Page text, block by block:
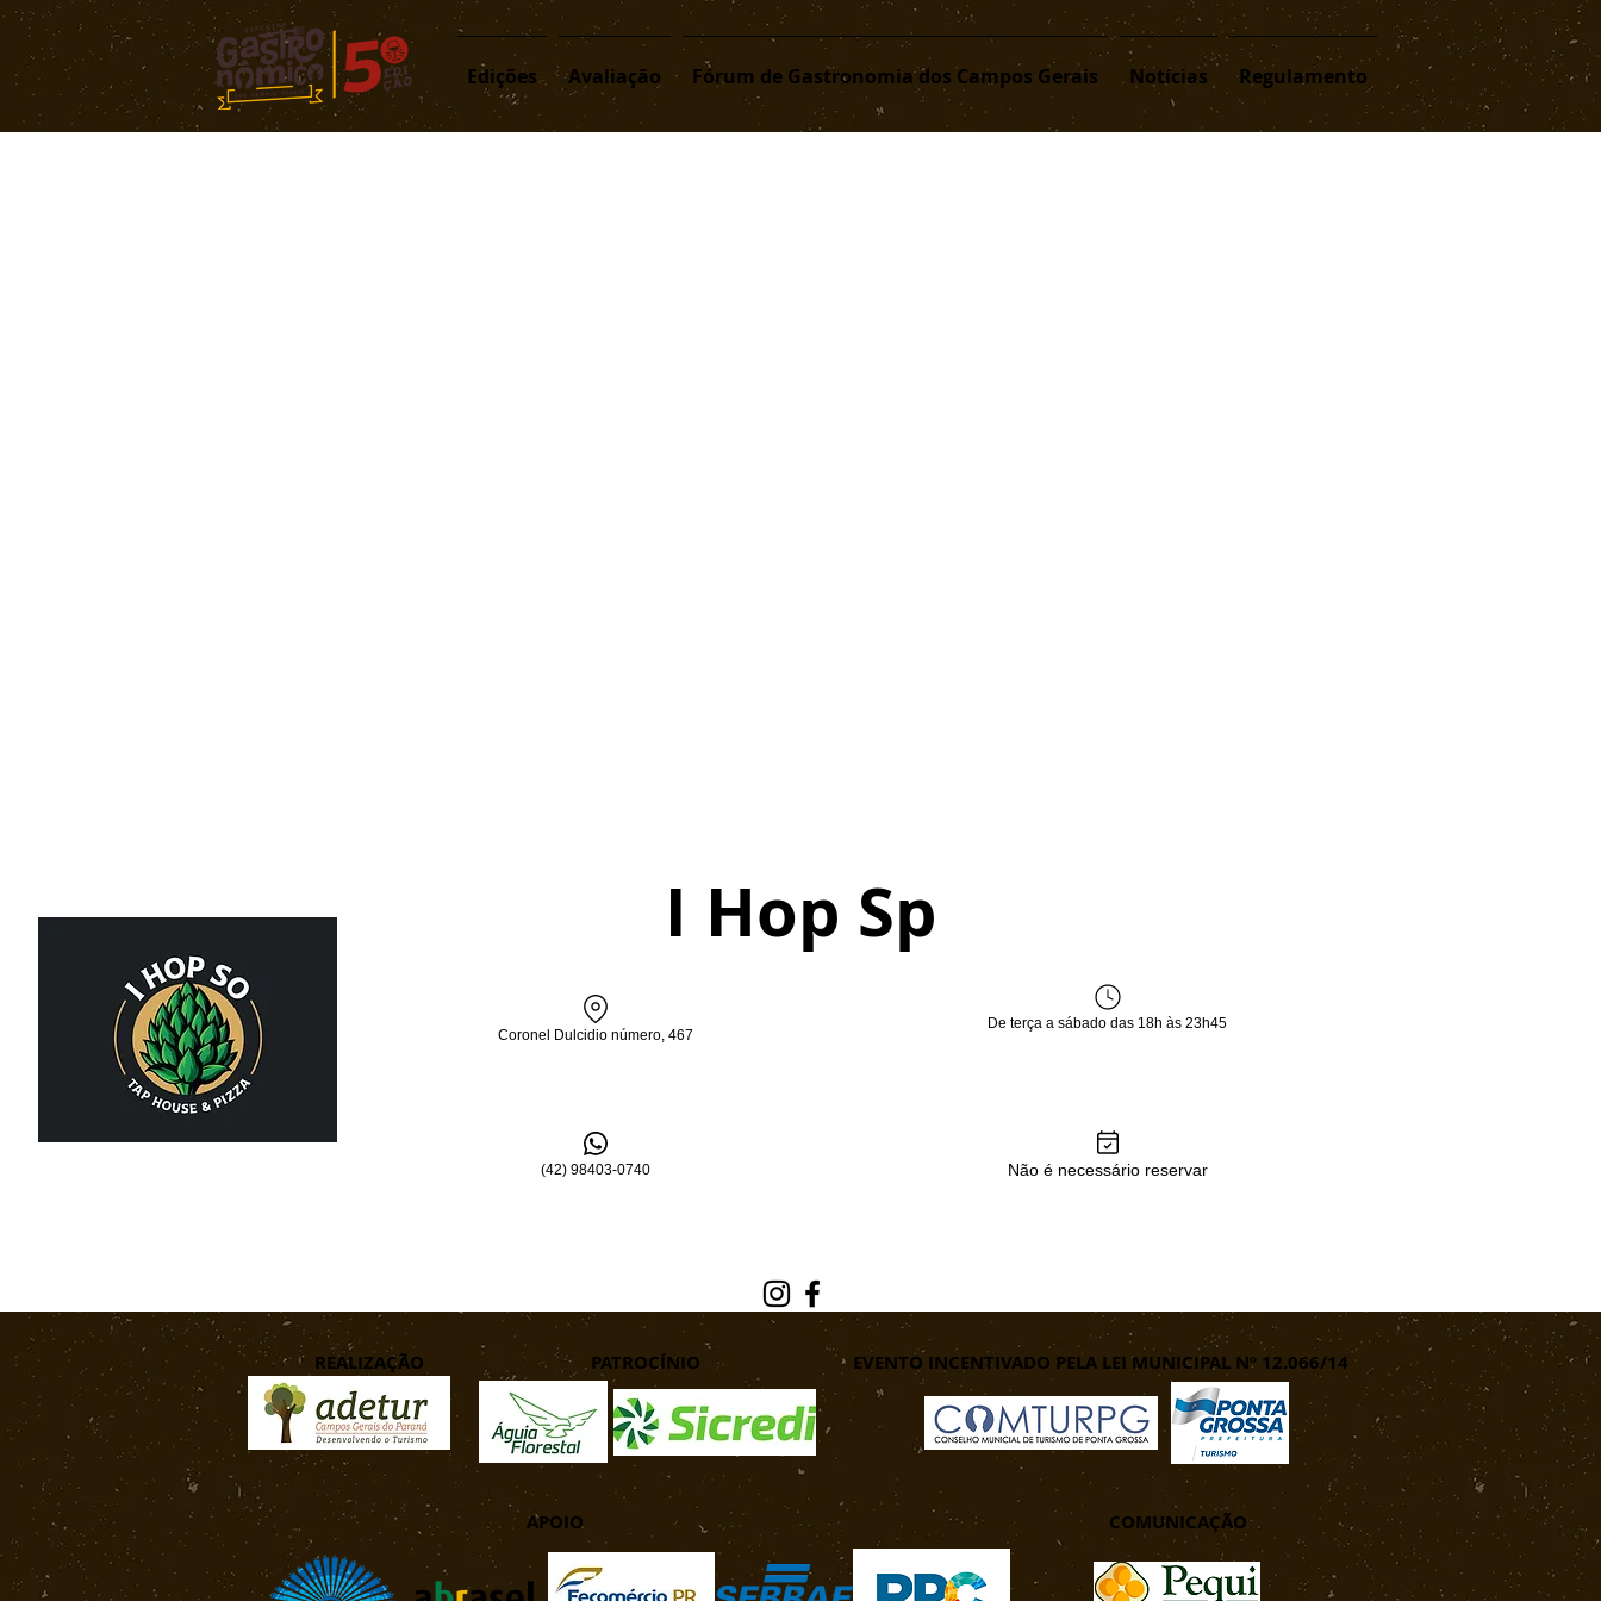
Edições Avaliação Fórum de Gastronomia dos Campos Gerais Notícias Regulamento
I Hop Sp
Coronel Dulcidio número, 467
De terça a sábado das 18h às 23h45
(42) 98403-0740 Não é necessário reservar
REALIZAÇÃO PATROCÍNIO
APOIO
EVENTO INCENTIVADO PELA LEI MUNICIPAL Nº 12.066/14
COMUNICAÇÃO